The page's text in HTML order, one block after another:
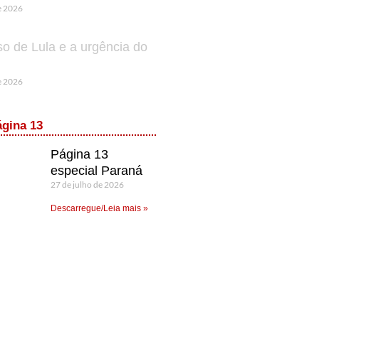
2026
de Lula e a urgência do
2026
13
Página 13
especial Paraná
27 de julho de 2026
Descarregue/Leia mais »